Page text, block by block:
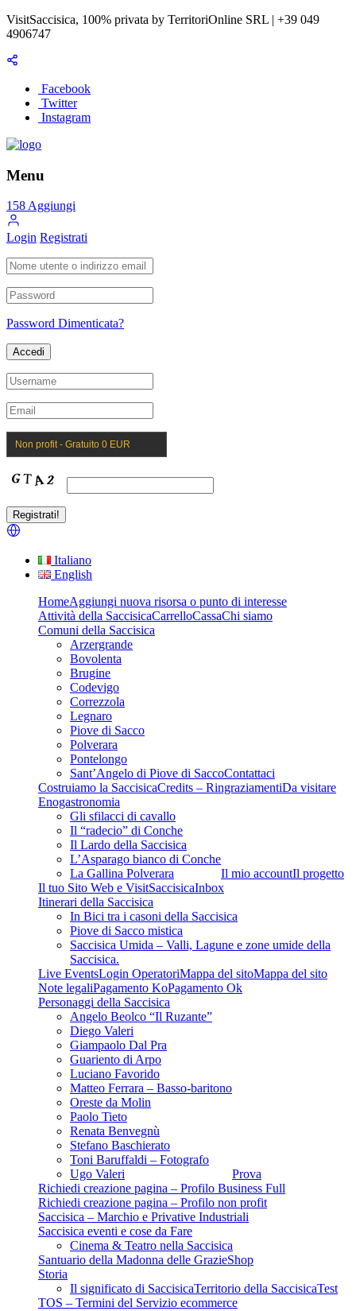
VisitSaccisica, 100% privata by TerritoriOnline SRL | +39 049
4906747
Facebook
Twitter
Instagram
Menu
158Aggiungi
Login Registrati
Password Dimenticata?
Non profit - Gratuito 0 EUR
Italiano
English
HomeAggiungi nuova risorsa o punto di interesse
Attività della SaccisicaCarrelloCassaChi siamo
Comuni della Saccisica
Arzergrande
Bovolenta
Brugine
Codevigo
Correzzola
Legnaro
Piove di Sacco
Polverara
Pontelongo
Sant’Angelo di Piove di SaccoContattaci
Costruiamo la SaccisicaCredits – RingraziamentiDa visitare
Enogastronomia
Gli sfilacci di cavallo
Il “radecio” di Conche
Il Lardo della Saccisica
L’Asparago bianco di Conche
La Gallina Polverara
Il mio accountIl progetto
Il tuo Sito Web e VisitSaccisicaInbox
Itinerari della Saccisica
In Bici tra i casoni della Saccisica
Piove di Sacco mistica
Saccisica Umida – Valli, Lagune e zone umide della
Saccisica.
Live EventsLogin OperatoriMappa del sitoMappa del sito
Note legaliPagamento KoPagamento Ok
Personaggi della Saccisica
Angelo Beolco “Il Ruzante”
Diego Valeri
Giampaolo Dal Pra
Guariento di Arpo
Luciano Favorido
Matteo Ferrara – Basso-baritono
Oreste da Molin
Paolo Tieto
Renata Benvegnù
Stefano Baschierato
Toni Baruffaldi – Fotografo
Ugo Valeri
Prova
Richiedi creazione pagina – Profilo Business Full
Richiedi creazione pagina – Profilo non profit
Saccisica – Marchio e Privative Industriali
Saccisica eventi e cose da Fare
Cinema & Teatro nella Saccisica
Santuario della Madonna delle GrazieShop
Storia
Il significato di SaccisicaTerritorio della SaccisicaTest
TOS – Termini del Servizio ecommerce